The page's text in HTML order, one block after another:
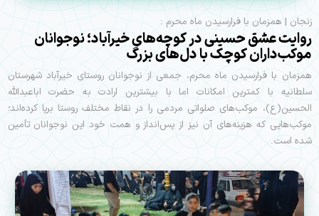
زنجان | همزمان با فرارسیدن ماه محرم :
روایت عشق حسینی در کوچه‌های خیرآباد؛ نوجوانان
موکب‌داران کوچک با دل‌های بزرگ
همزمان با فرارسیدن ماه محرم، جمعی از نوجوانان روستای خیرآباد شهرستان
سلطانیه با کمترین امکانات اما با بیشترین ارادت به حضرت اباعبدالله
الحسین(ع)، موکب‌های صلواتی مردمی را در نقاط مختلف روستا برپا کرده‌اند؛
موکب‌هایی که هزینه‌های آن نیز از پس‌انداز و همت خود این نوجوانان تأمین
شده است.